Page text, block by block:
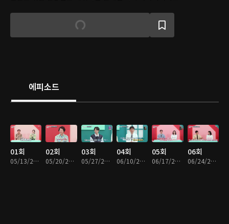
에피소드
01회
05/13/2025 • 40분
02회
05/20/2025 • 39분
03회
05/27/2025 • 40분
04회
06/10/2025 • 40분
05회
06/17/2025 • 39분
06회
06/24/2025 • 40분